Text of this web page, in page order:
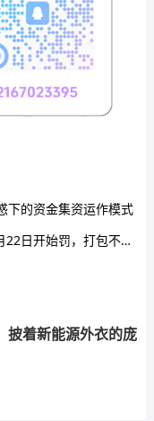
下的资金集资运作模式
罚，打包不达标直接扣分
着新能源外衣的庞